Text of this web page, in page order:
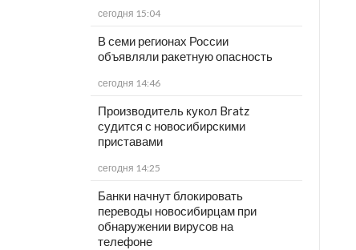
сегодня 15:04
В семи регионах России
объявляли ракетную опасность
сегодня 14:46
Производитель кукол Bratz
судится с новосибирскими
приставами
сегодня 14:25
Банки начнут блокировать
переводы новосибирцам при
обнаружении вирусов на
телефоне